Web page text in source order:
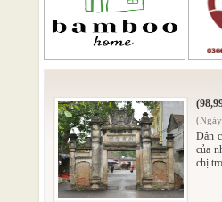
Dân
của
chị